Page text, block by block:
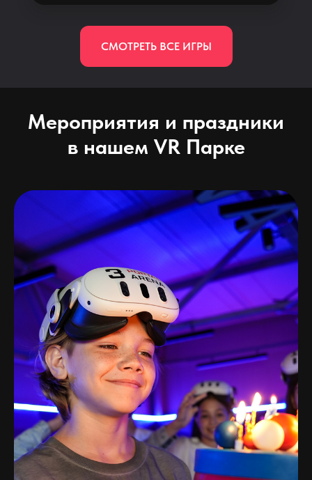
СМОТРЕТЬ ВСЕ ИГРЫ
Мероприятия и праздники
в нашем VR Парке